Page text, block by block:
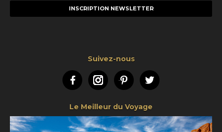
Suivez-nous
FacebookInstagramPinterestTwitter
Le Meilleur du Voyage